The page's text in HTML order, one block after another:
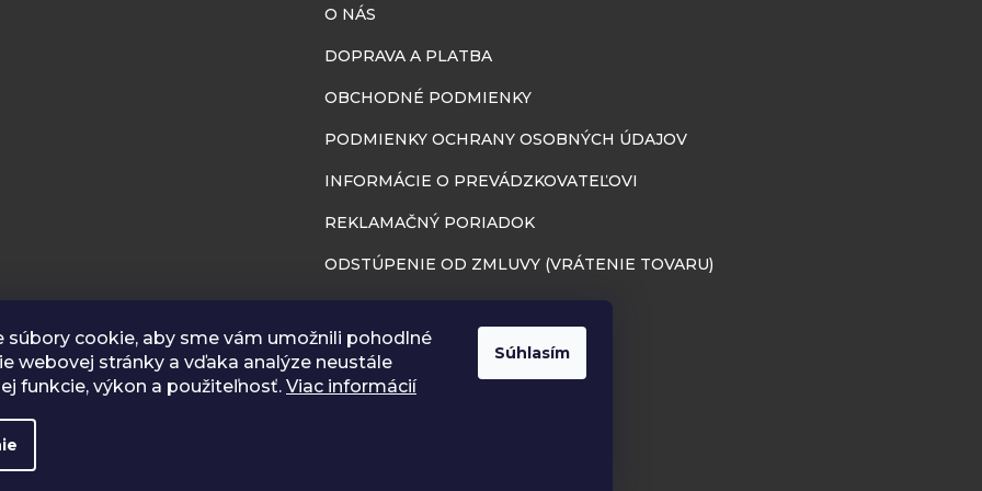
súbory cookie, aby sme vám umožnili pohodlné
webovej stránky a vďaka analýze neustále
funkcie, výkon a použiteľnosť. Viac informácií
Súhlasím
O NÁS
DOPRAVA A PLATBA
OBCHODNÉ PODMIENKY
PODMIENKY OCHRANY OSOBNÝCH ÚDAJOV
INFORMÁCIE O PREVÁDZKOVATEĽOVI
REKLAMAČNÝ PORIADOK
ODSTÚPENIE OD ZMLUVY (VRÁTENIE TOVARU)
RÔZNA GALÉRIA